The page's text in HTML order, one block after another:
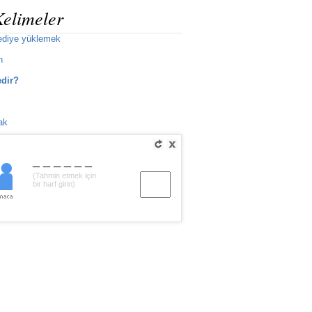
yüklemek
(Tahmin etmek için
bir harf girin)